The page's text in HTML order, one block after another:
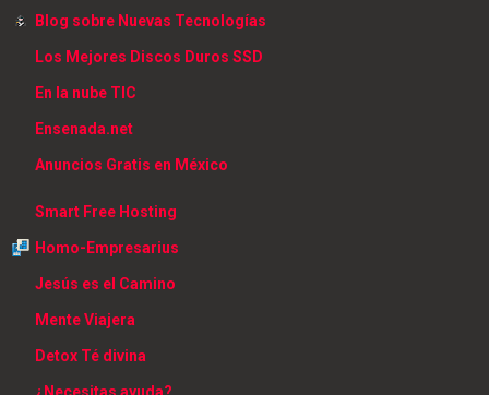
Blog sobre Nuevas Tecnologías
Los Mejores Discos Duros SSD
En la nube TIC
Ensenada.net
Anuncios Gratis en México
Smart Free Hosting
Homo-Empresarius
Jesús es el Camino
Mente Viajera
Detox Té divina